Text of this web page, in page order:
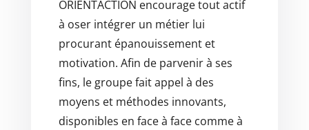
ORIENTACTION encourage tout actif
à oser intégrer un métier lui
procurant épanouissement et
motivation. Afin de parvenir à ses
fins, le groupe fait appel à des
moyens et méthodes innovants,
disponibles en face à face comme à